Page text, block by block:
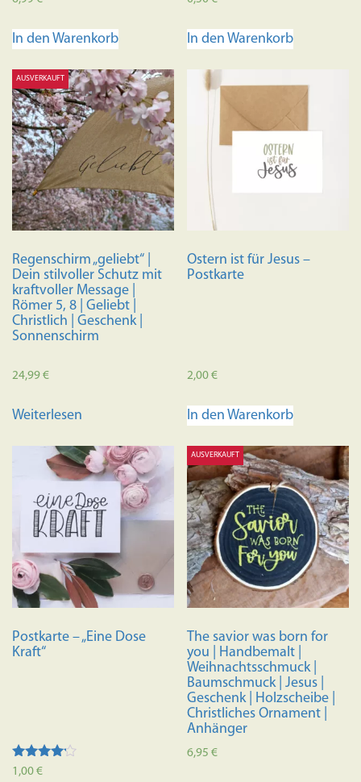
In den Warenkorb In den Warenkorb
AUSVERKAUFT
Regenschirm „geliebt“ |
Dein stilvoller Schutz mit
kraftvoller Message |
Römer 5, 8 | Geliebt |
Christlich | Geschenk |
Sonnenschirm
24,99€
Weiterlesen
Ostern ist für Jesus –
Postkarte
2,00€
In den Warenkorb
Postkarte – „Eine Dose
Kraft“
Bewertet
1,00€
AUSVERKAUFT
The savior was born for
you | Handbemalt |
Weihnachtsschmuck |
Baumschmuck | Jesus |
Geschenk | Holzscheibe |
Christliches Ornament |
Anhänger
6,95€